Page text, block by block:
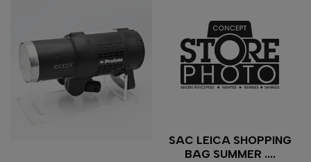
SAC LEICA SHOPPING
BAG SUMMER ....